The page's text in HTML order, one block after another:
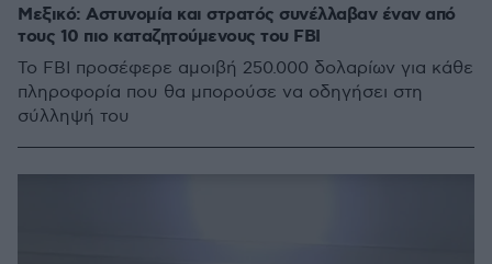
Μεξικό: Αστυνομία και στρατός συνέλλαβαν έναν από
τους 10 πιο καταζητούμενους του FBI
Το FBI προσέφερε αμοιβή 250.000 δολαρίων για κάθε
πληροφορία που θα μπορούσε να οδηγήσει στη
σύλληψή του